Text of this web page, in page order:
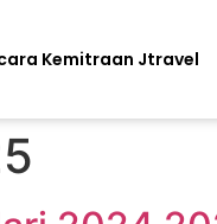
Kemitraan Jtravel